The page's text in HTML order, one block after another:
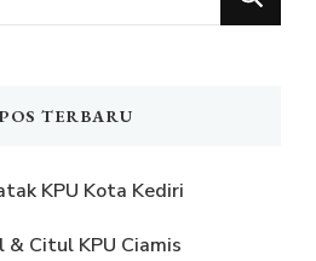
TERBARU
KPU Kota Kediri
Citul KPU Ciamis